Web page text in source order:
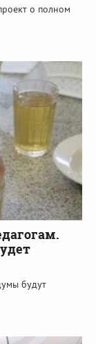
о полном
будут